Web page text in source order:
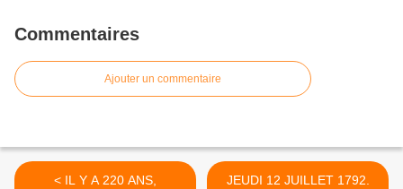
Commentaires
Ajouter un commentaire
< IL Y A 220 ANS,
JEUDI 12 JUILLET 1792.